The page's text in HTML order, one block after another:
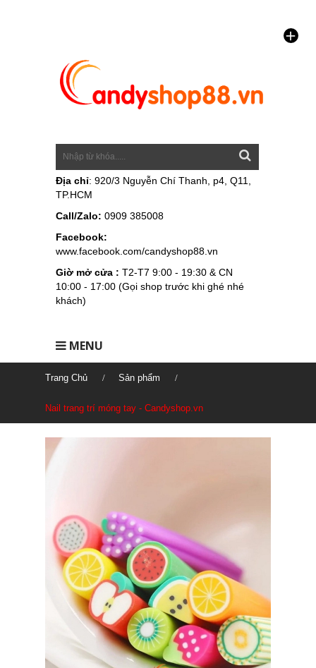
Địa chỉ: 920/3 Nguyễn Chí Thanh, p4, Q11,
TP.HCM
Call/Zalo: 0909 385008
Facebook:
www.facebook.com/candyshop88.vn
Giờ mở cửa : T2-T7 9:00 - 19:30 & CN
10:00 - 17:00 (Gọi shop trước khi ghé nhé
khách)
MENU
Trang Chủ Sản phẩm
Nail trang trí móng tay - Candyshop.vn